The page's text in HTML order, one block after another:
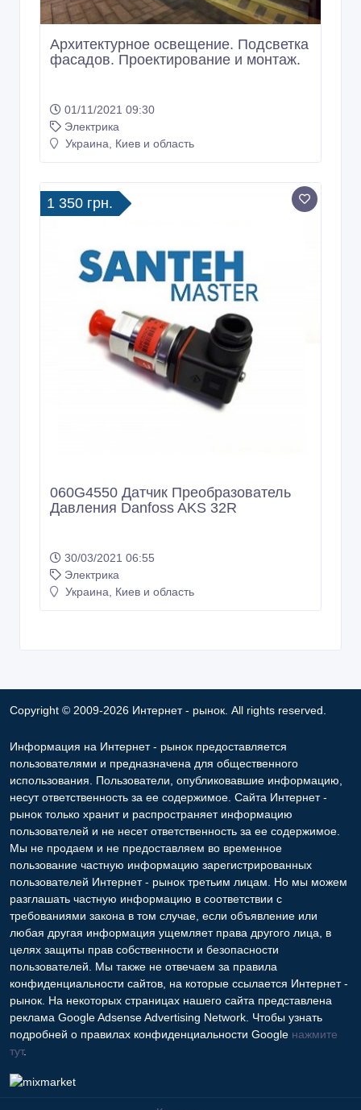
Архитектурное освещение. Подсветка
фасадов. Проектирование и монтаж.
Электрика
Украина, Киев и область
1 350 грн.
060G4550 Датчик Преобразователь
Давления Danfoss AKS 32R
Электрика
Украина, Киев и область
Copyright © 2009-2026 Интернет - рынок. All rights reserved.
Информация на Интернет - рынок предоставляется
пользователями и предназначена для общественного
использования. Пользователи, опубликовавшие информацию,
несут ответственность за ее содержимое. Сайта Интернет -
рынок только хранит и распространяет информацию
пользователей и не несет ответственность за ее содержимое.
Мы не продаем и не предоставляем во временное
пользование частную информацию зарегистрированных
пользователей Интернет - рынок третьим лицам. Но мы можем
разглашать частную информацию в соответствии с
требованиями закона в том случае, если объявление или
любая другая информация ущемляет права другого лица, в
целях защиты прав собственности и безопасности
пользователей. Мы также не отвечаем за правила
конфиденциальности сайтов, на которые ссылается Интернет -
рынок. На некоторых страницах нашего сайта представлена
реклама Google Adsense Advertising Network. Чтобы узнать
подробней о правилах конфиденциальности Google
тут